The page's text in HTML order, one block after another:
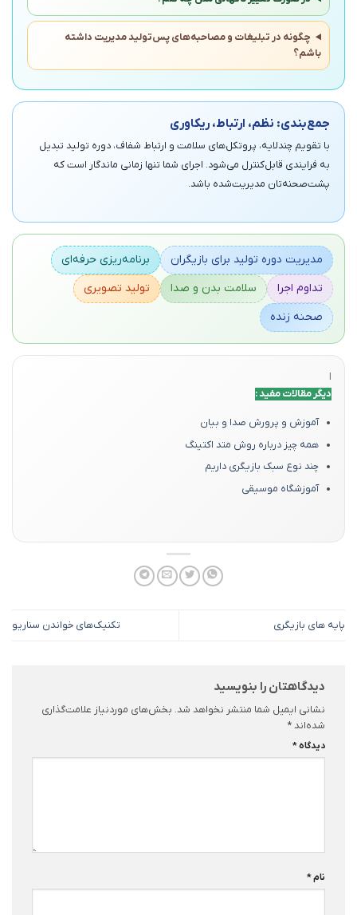
چگونه در تبلیغات و مصاحبه‌های پس‌تولید مدیریت داشته
باشم؟
جمع‌بندی: نظم، ارتباط، ریکاوری
با تقویم چندلایه، پروتکل‌های سلامت و ارتباط شفاف، دوره تولید تبدیل
به فرایندی قابل‌کنترل می‌شود. اجرای شما تنها زمانی ماندگار است که
پشت‌صحنه‌تان مدیریت‌شده باشد.
مدیریت دوره تولید برای بازیگران
برنامه‌ریزی حرفه‌ای
تداوم اجرا
سلامت بدن و صدا
تولید تصویری
صحنه زنده
ا
دیگر مقالات مفید :
آموزش و پرورش صدا و بیان
همه چیز درباره روش متد اکتینگ
چند نوع سبک بازیگری داریم
آموزشگاه موسیقی
پایه‌ های بازیگری تکنیک‌های خواندن سناریو
دیدگاهتان را بنویسید
نشانی ایمیل شما منتشر نخواهد شد. بخش‌های موردنیاز علامت‌گذاری
شده‌اند *
دیدگاه*
نام*